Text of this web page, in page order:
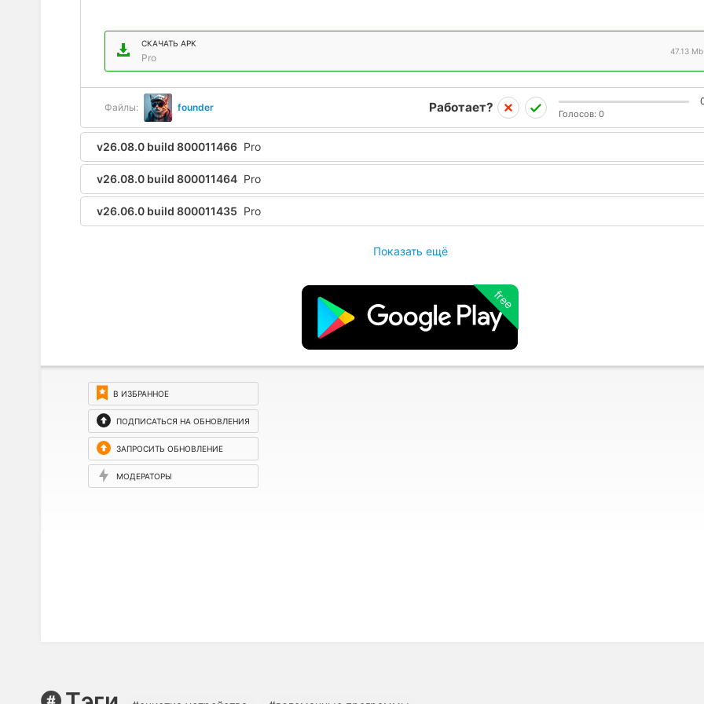
СКАЧАТЬ APK
Pro
47.13 Mb
Файлы: founder Работает? Голосов: 0
v26.08.0 build 800011466 Pro
v26.08.0 build 800011464 Pro
v26.06.0 build 800011435 Pro
Показать ещё
free
В ИЗБРАННОЕ
ПОДПИСАТЬСЯ НА ОБНОВЛЕНИЯ
ЗАПРОСИТЬ ОБНОВЛЕНИЕ
МОДЕРАТОРЫ